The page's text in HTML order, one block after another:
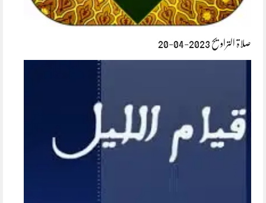
صلاۃ التراویح 2023-04-20